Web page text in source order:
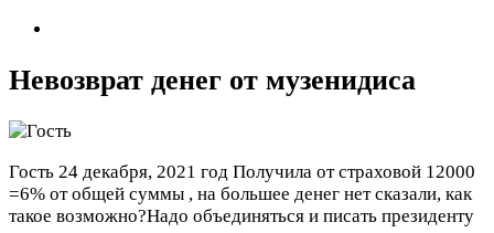
Невозврат денег от музенидиса
Гость 24 декабря, 2021 год Получила от страховой 12000
=6% от общей суммы , на большее денег нет сказали, как
такое возможно?Надо объединяться и писать президенту